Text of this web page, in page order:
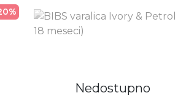
Nedostupno